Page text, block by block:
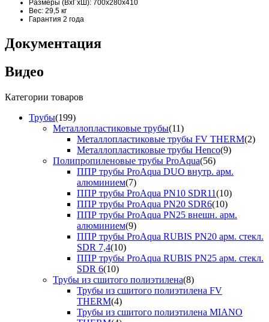
Размеры (ВхГхШ): 700х280х410
Вес: 29,5 кг
Гарантия 2 года
Документация
Видео
Категории товаров
Трубы(199)
Металлопластиковые трубы(11)
Металлопластиковые трубы FV THERM(2)
Металлопластиковые трубы Henco(9)
Полипропиленовые трубы ProAqua(56)
ППР трубы ProAqua DUO внутр. арм.
алюминием(7)
ППР трубы ProAqua PN10 SDR11(10)
ППР трубы ProAqua PN20 SDR6(10)
ППР трубы ProAqua PN25 внешн. арм.
алюминием(9)
ППР трубы ProAqua RUBIS PN20 арм. стекл.
SDR 7,4(10)
ППР трубы ProAqua RUBIS PN25 арм. стекл.
SDR 6(10)
Трубы из сшитого полиэтилена(8)
Трубы из сшитого полиэтилена FV
THERM(4)
Трубы из сшитого полиэтилена MIANO